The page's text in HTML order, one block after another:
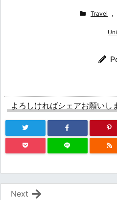
Travel ,
よろしければシェアお願いし
Next